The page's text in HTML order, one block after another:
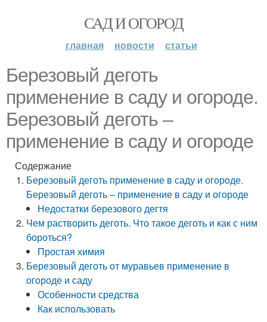
САД И ОГОРОД
главная новости статьи
Березовый деготь
применение в саду и огороде.
Березовый деготь –
применение в саду и огороде
Содержание
Березовый деготь применение в саду и огороде.
Березовый деготь – применение в саду и огороде
Недостатки березового дегтя
Чем растворить деготь. Что такое деготь и как с ним
бороться?
Простая химия
Березовый деготь от муравьев применение в
огороде и саду
Особенности средства
Как использовать